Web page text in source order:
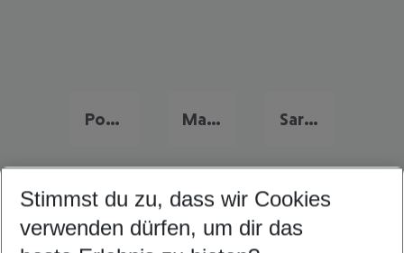
Portugal Urlaub Malta Urlaub Sardinien Urlaub
Quicklinks
Stimmst du zu, dass wir Cookies
verwenden dürfen, um dir das